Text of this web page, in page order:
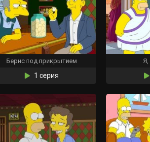
Бернс под прикрытием
1 серия